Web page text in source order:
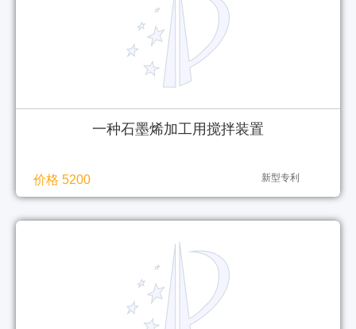
一种石墨烯加工用搅拌装置
价格 5200 新型专利